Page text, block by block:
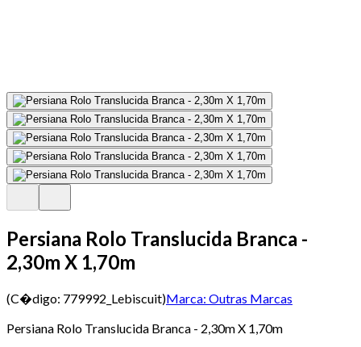
Persiana Rolo Translucida Branca -
2,30m X 1,70m
(C�digo: 779992_Lebiscuit)Marca: Outras Marcas
Persiana Rolo Translucida Branca - 2,30m X 1,70m